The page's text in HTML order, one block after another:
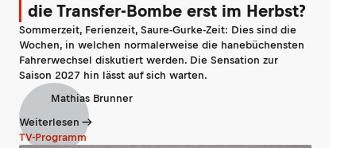
die Transfer-Bombe erst im Herbst?
Sommerzeit, Ferienzeit, Saure-Gurke-Zeit: Dies sind die
Wochen, in welchen normalerweise die hanebüchensten
Fahrerwechsel diskutiert werden. Die Sensation zur
Saison 2027 hin lässt auf sich warten.
Mathias Brunner
Weiterlesen
TV-Programm